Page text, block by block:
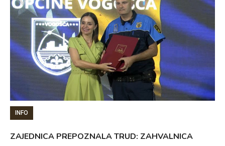
INFO
ZAJEDNICA PREPOZNALA TRUD: ZAHVALNICA